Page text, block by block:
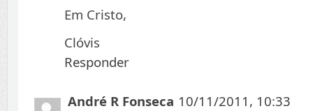
Em Cristo,
Clóvis
Responder
André R Fonseca 10/11/2011, 10:33